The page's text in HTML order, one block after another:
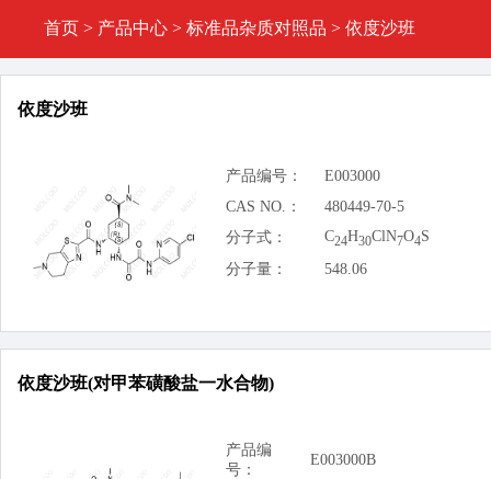
首页 > 产品中心 > 标准品杂质对照品 > 依度沙班
依度沙班
产品编号：
E003000
CAS NO.：
480449-70-5
分子式：
C24H30ClN7O4S
分子量：
548.06
依度沙班(对甲苯磺酸盐一水合物)
产品编
号：
E003000B